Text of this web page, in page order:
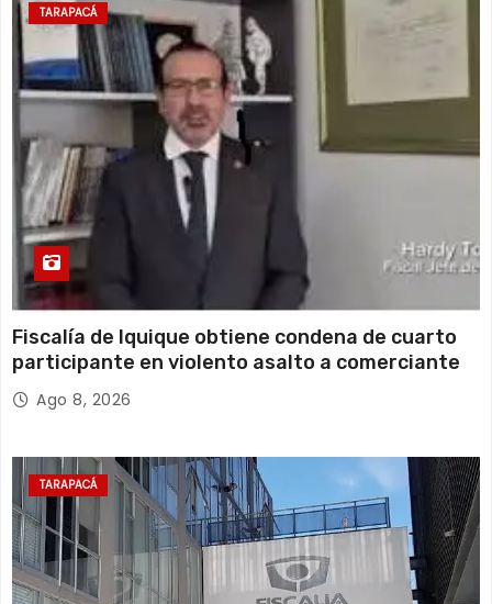
Jueves 22°C
14 de agosto
Viernes 20°C
TARAPACÁ
Fiscalía de Iquique obtiene condena de cuarto
participante en violento asalto a comerciante
Ago 8, 2026
TARAPACÁ